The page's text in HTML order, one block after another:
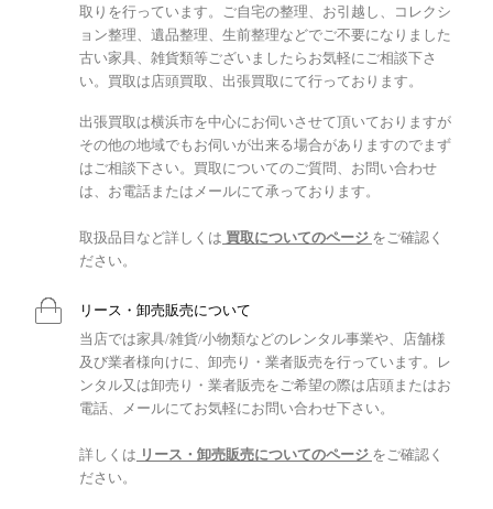
取りを行っています。ご自宅の整理、お引越し、コレクシ
ョン整理、遺品整理、生前整理などでご不要になりました
古い家具、雑貨類等ございましたらお気軽にご相談下さ
い。買取は店頭買取、出張買取にて行っております。
出張買取は横浜市を中心にお伺いさせて頂いておりますが
その他の地域でもお伺いが出来る場合がありますのでまず
はご相談下さい。買取についてのご質問、お問い合わせ
は、お電話またはメールにて承っております。
取扱品目など詳しくは 買取についてのページ をご確認く
ださい。
リース・卸売販売について
当店では家具/雑貨/小物類などのレンタル事業や、店舗様
及び業者様向けに、卸売り・業者販売を行っています。レ
ンタル又は卸売り・業者販売をご希望の際は店頭またはお
電話、メールにてお気軽にお問い合わせ下さい。
詳しくは リース・卸売販売についてのページ をご確認く
ださい。